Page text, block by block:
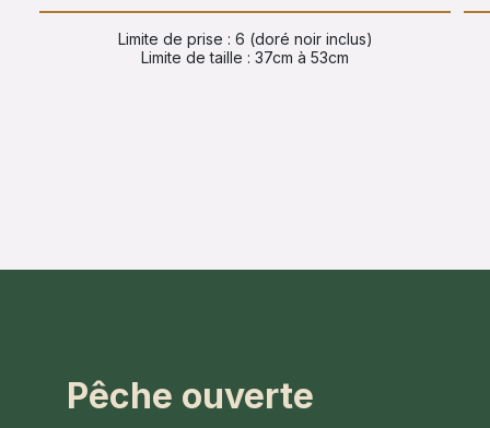
Limite de prise : 6 (doré noir inclus)
Limite de taille : 37cm à 53cm
Pêche ouverte